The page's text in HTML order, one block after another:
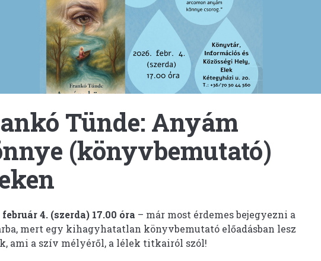
Tünde: Anyám
(könyvbemutató)
február 4. (szerda) 17.00 óra – már most érdemes bejegyezni a
mert egy kihagyhatatlan könyvbemutató előadásban lesz
ami a szív mélyéről, a lélek titkairól szól!